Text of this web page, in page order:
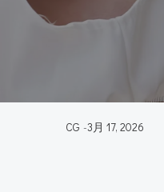
CG -3月 17, 2026